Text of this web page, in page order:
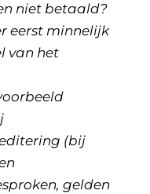
niet betaald?
eerst minnelijk
van het
(bij
gelden